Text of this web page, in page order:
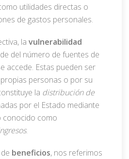
utilidades directas o
de gastos personales.
la vulnerabilidad
del número de fuentes de
accede. Estas pueden ser
personas o por su
la distribución de
por el Estado mediante
conocido como
.
beneficios, nos referimos